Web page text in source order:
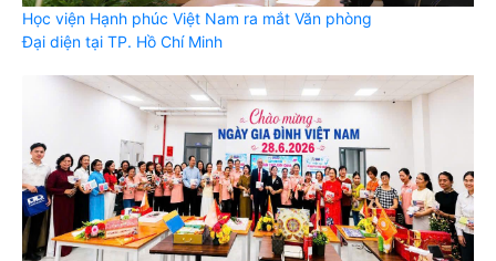
Học viện Hạnh phúc Việt Nam ra mắt Văn phòng
Đại diện tại TP. Hồ Chí Minh